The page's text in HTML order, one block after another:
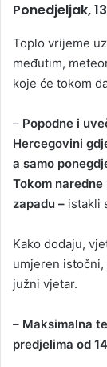
Ponedjeljak,
Toplo vrijeme
međutim,
koje će tokom
– Popodne i
Hercegovini
a samo
Tokom
zapadu – istakli
Kako dodaju,
umjeren istočni,
južni vjetar.
– Maksimalna
predjelima od